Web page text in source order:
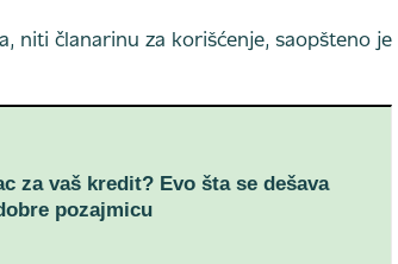
niti članarinu za korišćenje, saopšteno je
za vaš kredit? Evo šta se dešava
pozajmicu